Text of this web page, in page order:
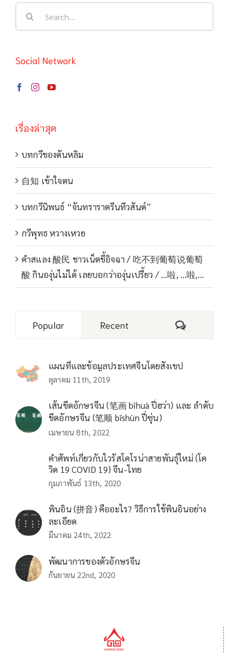
Social Network
เรื่องล่าสุด
บทกวีของตันหลิม
自知 เข้าใจตน
บทกวีนิพนธ์ “จันทราราตรีนทีวสันต์”
กวีพุทธ หวางเหวย
คำสแลง 酸民 ชาวเน็ตขี้อิจฉา / 吃不到葡萄说葡萄
酸 กินองุ่นไม่ได้ เลยบอกว่าองุ่นเปรี้ยว / …啦, …啦,…
Popular Recent Comments
แผนที่และข้อมูลประเทศจีนโดยสังเขป
ตุลาคม 11th, 2019
เส้นขีดอักษรจีน (笔画 bǐhuà ปี่ฮว่า) และ ลำดับ
ขีดอักษรจีน (笔顺 bǐshùn ปี่ซุ่น)
เมษายน 8th, 2022
คำศัพท์เกี่ยวกับไวรัสโคโรน่าสายพันธุ์ใหม่ (โค
วิด 19 COVID 19) จีน-ไทย
กุมภาพันธ์ 13th, 2020
พินอิน (拼音) คืออะไร? วิธีการใช้พินอินอย่าง
ละเอียด
มีนาคม 24th, 2022
พัฒนาการของตัวอักษรจีน
กันยายน 22nd, 2020